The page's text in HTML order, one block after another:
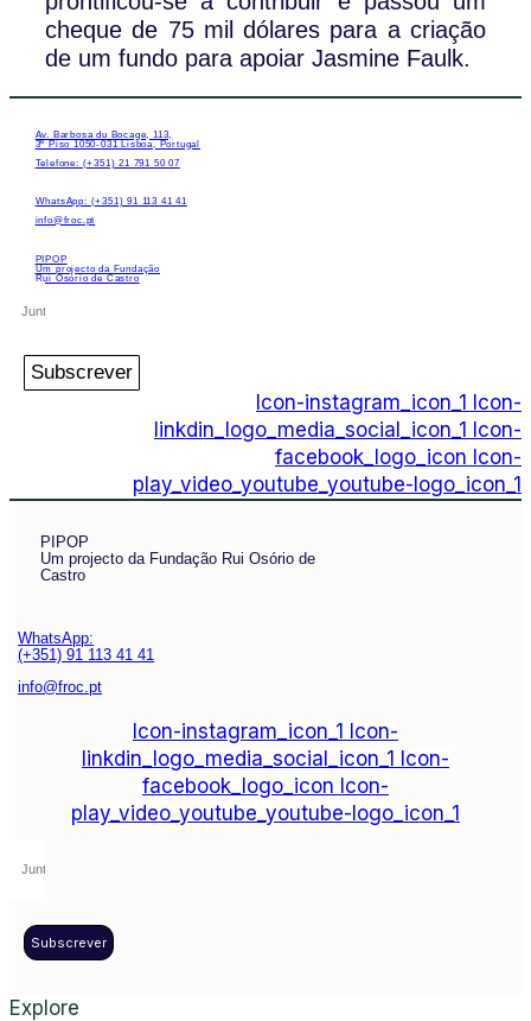
cheque de 75 mil dólares para a criação
de um fundo para apoiar Jasmine Faulk.
Av. Barbosa du Bocage, 113,
3º Piso 1050-031 Lisboa, Portugal
Telefone: (+351) 21 791 50 07
WhatsApp: (+351) 91 113 41 41
info@froc.pt
PIPOP
Um projecto da Fundação
Rui Osório de Castro
Subscrever
Icon-instagram_icon_1
Icon-
linkdin_logo_media_social_icon_1
Icon-
facebook_logo_icon Icon-
play_video_youtube_youtube-logo_icon_1
PIPOP
Um projecto da Fundação Rui Osório de
Castro
WhatsApp:
(+351) 91 113 41 41
info@froc.pt
Icon-instagram_icon_1
Icon-
linkdin_logo_media_social_icon_1
Icon-
facebook_logo_icon Icon-
play_video_youtube_youtube-logo_icon_1
Subscrever
Explore